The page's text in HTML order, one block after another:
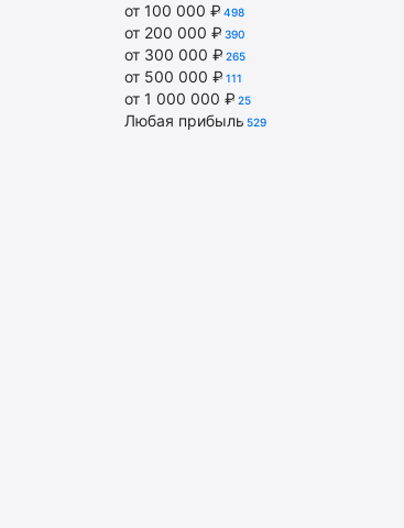
от 100 000 ₽ 498
от 200 000 ₽ 390
от 300 000 ₽ 265
от 500 000 ₽ 111
от 1 000 000 ₽ 25
Любая прибыль 529